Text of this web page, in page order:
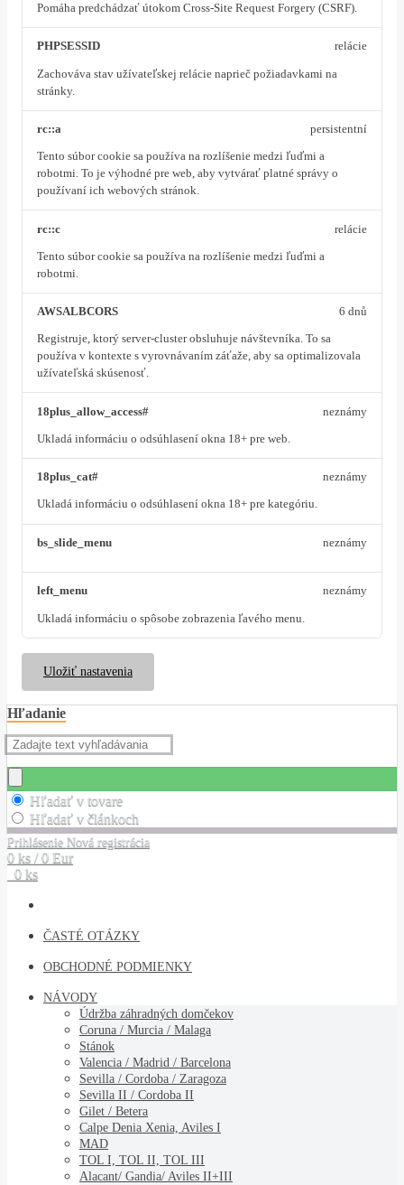
Pomáha predchádzať útokom Cross-Site Request Forgery (CSRF).
PHPSESSID
Zachováva stav užívateľskej relácie naprieč požiadavkami na
stránky.
relácie
rc::a
Tento súbor cookie sa používa na rozlíšenie medzi ľuďmi a
robotmi. To je výhodné pre web, aby vytvárať platné správy o
používaní ich webových stránok.
persistentní
rc::c
Tento súbor cookie sa používa na rozlíšenie medzi ľuďmi a
robotmi.
relácie
AWSALBCORS
Registruje, ktorý server-cluster obsluhuje návštevníka. To sa
používa v kontexte s vyrovnávaním záťaže, aby sa optimalizovala
užívateľská skúsenosť.
6 dnů
18plus_allow_access#
Ukladá informáciu o odsúhlasení okna 18+ pre web.
neznámy
18plus_cat#
Ukladá informáciu o odsúhlasení okna 18+ pre kategóriu.
neznámy
bs_slide_menu neznámy
left_menu
Ukladá informáciu o spôsobe zobrazenia ľavého menu.
neznámy
Uložiť nastavenia
Hľadanie
Hľadať v tovare
Hľadať v článkoch
Prihlásenie Nová registrácia
0 ks / 0 Eur
0 ks
ČASTÉ OTÁZKY
OBCHODNÉ PODMIENKY
NÁVODY
Údržba záhradných domčekov
Coruna / Murcia / Malaga
Stánok
Valencia / Madrid / Barcelona
Sevilla / Cordoba / Zaragoza
Sevilla II / Cordoba II
Gilet / Betera
Calpe Denia Xenia, Aviles I
MAD
TOL I, TOL II, TOL III
Alacant/ Gandia/ Aviles II+III